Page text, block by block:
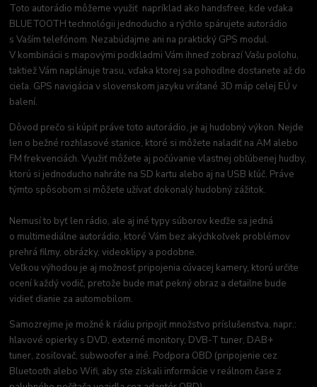
Toto autorádio môžeme využiť napríklad ako handsfree, kde vďaka
BLUETOOTH technológii jednoducho a rýchlo spárujete autorádio
s Vaším telefónom. Nezabúdajme ani na praktický GPS modul.
V kombinácii s mapovými podkladmi Vám ihneď zobrazí Vašu polohu,
taktiež Vám naplánuje trasu, vďaka ktorej sa pohodlne dostanete až do
cieľa. GPS navigácia v slovenskom jazyku vrátané 3D máp celej EÚ v
balení.
Dôvod prečo si kúpiť práve toto autorádio, je aj hudobný výkon. Nejde
len o bežné rozhlasové stanice, ktoré si môžete naladiť na AM alebo
FM frekvenciách. Využiť môžete aj počúvanie vlastnej obľúbenej hudby,
ktorú si jednoducho nahráte na SD kartu alebo aj na USB kľúč. Práve
týmto spôsobom si môžete užívať dokonalý hudobný zážitok.
Nemusí to byť len rádio, ale aj iné typy súborov keďže sa jedná
o multimediálne autorádio, ktoré Vám bez akýchkoľvek problémov
prehrá filmy, obrázky, videoklipy a podobne.
Veľkou výhodou je aj možnosť pripojenia cúvacej kamery, ktorú určite
ocení každý vodič, pretože bude mať pekný obraz a detailne bude
vidieť dianie za automobilom.
Samozrejme je možné k rádiu pripojiť množstvo príslušenstva, napr.:
hlavové opierky s DVD, externé monitory, DVB-T tuner, DAB+
tuner, zosiľovač, subwoofer a iné. Podpora OBD (pripojenie cez
Bluetooth alebo Wifi, aby ste získali informácie v reálnom čase z